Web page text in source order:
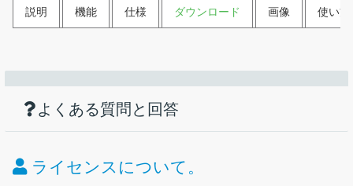
説明 機能 仕様 ダウンロード 画像 使い方
アプリケーションを実行する為に必要なす
べてのランタイムを一括インストール
Microsoft Visual C ++ 再配布可能パッケージのインストール
価格：
使い方
よくある質問と回答
ライセンスについて。